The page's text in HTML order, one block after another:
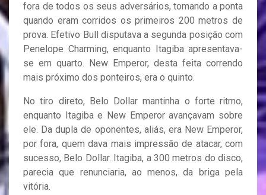
fora de todos os seus adversários, tomando a ponta
quando eram corridos os primeiros 200 metros de
prova. Efetivo Bull disputava a segunda posição com
Penelope Charming, enquanto Itagiba apresentava-
se em quarto. New Emperor, desta feita correndo
mais próximo dos ponteiros, era o quinto.
No tiro direto, Belo Dollar mantinha o forte ritmo,
enquanto Itagiba e New Emperor avançavam sobre
ele. Da dupla de oponentes, aliás, era New Emperor,
por fora, quem dava mais impressão de atacar, com
sucesso, Belo Dollar. Itagiba, a 300 metros do disco,
parecia que renunciaria, ao menos, da briga pela
vitória.